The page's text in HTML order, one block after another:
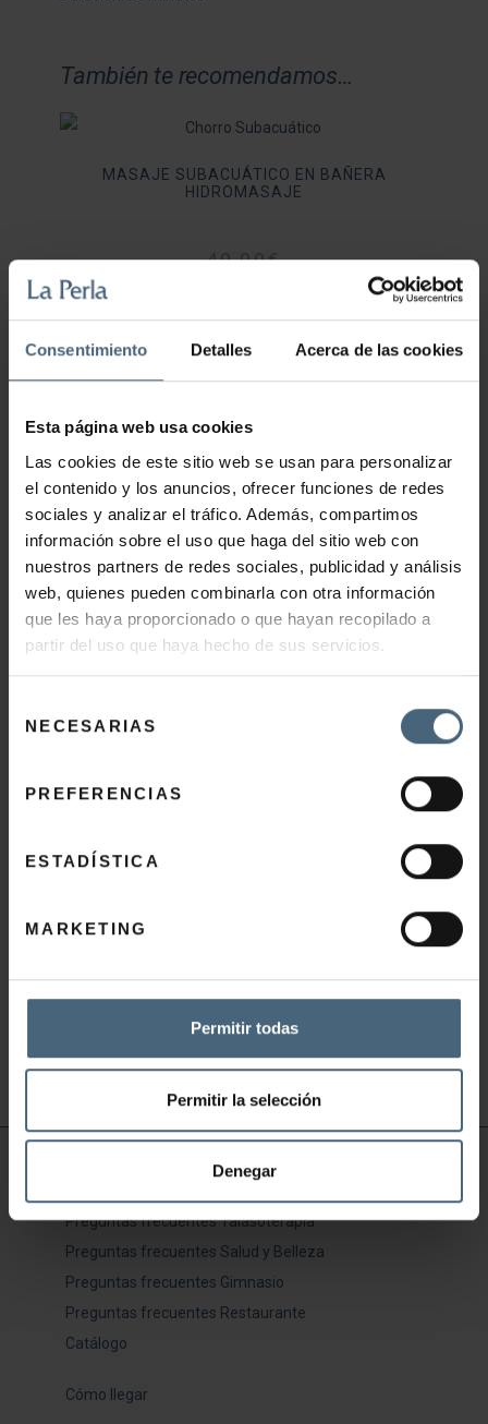
Consentimiento Detalles Acerca de las cookies
Esta página web usa cookies
Las cookies de este sitio web se usan para personalizar
el contenido y los anuncios, ofrecer funciones de redes
sociales y analizar el tráfico. Además, compartimos
información sobre el uso que haga del sitio web con
nuestros partners de redes sociales, publicidad y análisis
web, quienes pueden combinarla con otra información
que les haya proporcionado o que hayan recopilado a
partir del uso que haya hecho de sus servicios.
NECESARIAS
PREFERENCIAS
ESTADÍSTICA
MARKETING
Permitir todas
Permitir la selección
Denegar
También te recomendamos…
MASAJE SUBACUÁTICO EN BAÑERA
HIDROMASAJE
49,00€
45,00€
INFORMACIÓN ÚTIL
Preguntas frecuentes Talasoterapia
Preguntas frecuentes Salud y Belleza
Preguntas frecuentes Gimnasio
Preguntas frecuentes Restaurante
Catálogo
Cómo llegar